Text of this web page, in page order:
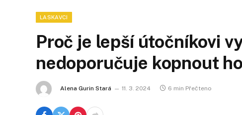
LASKAVCI
Proč je lepší útočníkovi
nedoporučuje kopnout
Alena Gurin Stará 11. 3. 2024 6 min Přečteno